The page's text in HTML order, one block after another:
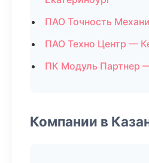
ПАО Точность
ПАО Техно Центр —
ПК Модуль Партнер
Компании в